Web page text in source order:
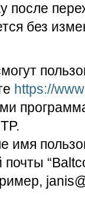
после
без
https://
имя